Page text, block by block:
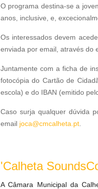
O programa destina-se a
anos, inclusive, e,
Os interessados devem
enviada por email, através do
Juntamente com a ficha de
fotocópia do Cartão de
escola) e do IBAN (emitido
Caso surja qualquer dúvida
email joca@cmcalheta.pt
'Calheta
A Câmara Municipal da